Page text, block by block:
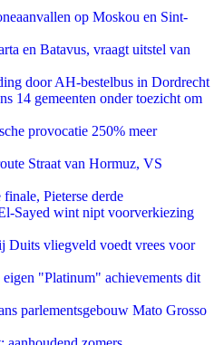
op Moskou en Sint-
en Batavus, vraagt uitstel van
door AH-bestelbus in Dordrecht
14 gemeenten onder toezicht om
provocatie 250% meer
Straat van Hormuz, VS
Pieterse derde
Sayed wint nipt voorverkiezing
Duits vliegveld voedt vrees voor
"Platinum" achievements dit
parlementsgebouw Mato Grosso